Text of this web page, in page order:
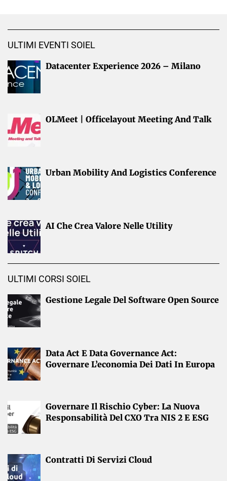
ULTIMI EVENTI SOIEL
Datacenter Experience 2026 – Milano
OLMeet | Officelayout Meeting And Talk
Urban Mobility And Logistics Conference
AI Che Crea Valore Nelle Utility
ULTIMI CORSI SOIEL
Gestione Legale Del Software Open Source
Data Act E Data Governance Act:
Governare L’economia Dei Dati In Europa
Governare Il Rischio Cyber: La Nuova
Responsabilità Del CXO Tra NIS 2 E ESG
Contratti Di Servizi Cloud